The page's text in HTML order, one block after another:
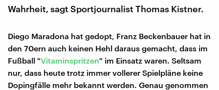
Wahrheit, sagt Sportjournalist Thomas Kistner.
Diego Maradona hat gedopt, Franz Beckenbauer hat in
den 70ern auch keinen Hehl daraus gemacht, dass im
Fußball "Vitaminspritzen" im Einsatz waren. Seltsam
nur, dass heute trotz immer vollerer Spielpläne keine
Dopingfälle mehr bekannt werden. Genau genommen